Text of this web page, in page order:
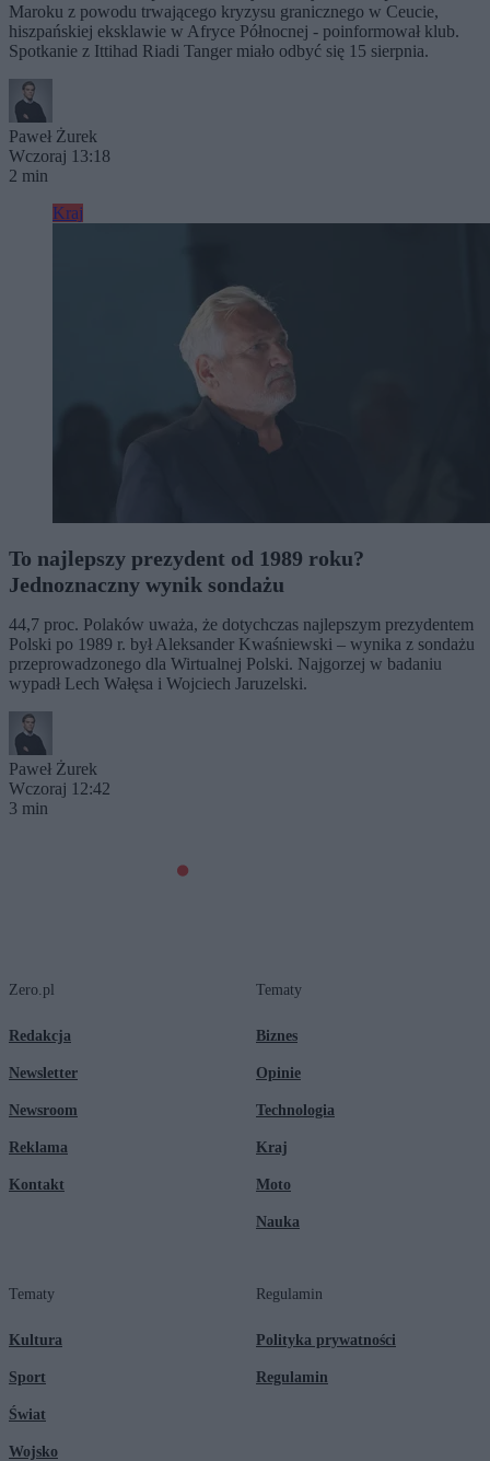
Maroku z powodu trwającego kryzysu granicznego w Ceucie,
hiszpańskiej eksklawie w Afryce Północnej - poinformował klub.
Spotkanie z Ittihad Riadi Tanger miało odbyć się 15 sierpnia.
Paweł Żurek
Wczoraj 13:18
2 min
Kraj
To najlepszy prezydent od 1989 roku?
Jednoznaczny wynik sondażu
44,7 proc. Polaków uważa, że dotychczas najlepszym prezydentem
Polski po 1989 r. był Aleksander Kwaśniewski – wynika z sondażu
przeprowadzonego dla Wirtualnej Polski. Najgorzej w badaniu
wypadł Lech Wałęsa i Wojciech Jaruzelski.
Paweł Żurek
Wczoraj 12:42
3 min
Zero.pl
Redakcja
Newsletter
Newsroom
Reklama
Kontakt
Tematy
Biznes
Opinie
Technologia
Kraj
Moto
Nauka
Tematy
Kultura
Sport
Świat
Wojsko
Regulamin
Polityka prywatności
Regulamin